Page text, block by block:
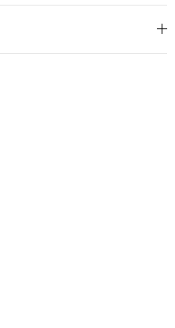
savunma mekanizmalarını
artırır.
tableti, hızlı ve etkili
çiğnenerek tüketilir.
sisteminden geçmeden
daha hızlı ve etkili bir
aşılmaması ve düzenli